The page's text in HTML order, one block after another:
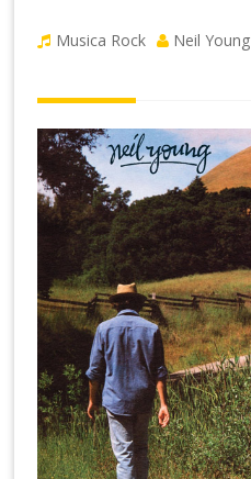
Musica Rock Neil Young